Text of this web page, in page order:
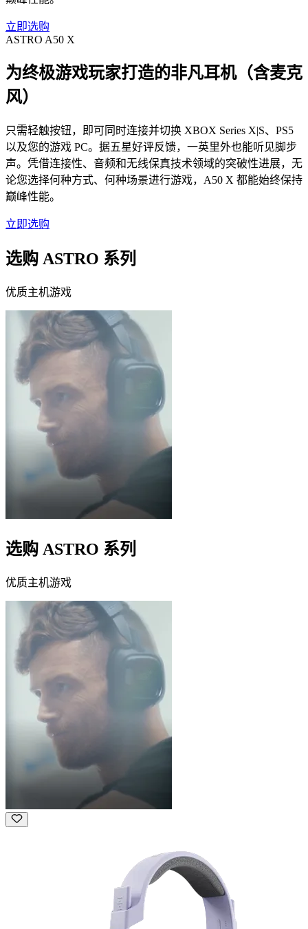
立即选购
ASTRO A50 X
为终极游戏玩家打造的非凡耳机（含麦克
风）
只需轻触按钮，即可同时连接并切换 XBOX Series X|S、PS5
以及您的游戏 PC。据五星好评反馈，一英里外也能听见脚步
声。凭借连接性、音频和无线保真技术领域的突破性进展，无
论您选择何种方式、何种场景进行游戏，A50 X 都能始终保持
巅峰性能。
立即选购
选购 ASTRO 系列
优质主机游戏
选购 ASTRO 系列
优质主机游戏